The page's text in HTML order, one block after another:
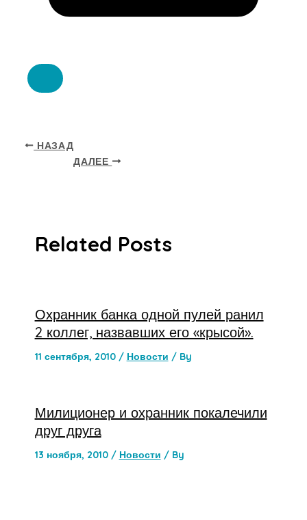
НАЗАД
ДАЛЕЕ
Related Posts
Охранник банка одной пулей ранил
2 коллег, назвавших его «крысой».
11 сентября, 2010 / Новости / By
Милиционер и охранник покалечили
друг друга
13 ноября, 2010 / Новости / By